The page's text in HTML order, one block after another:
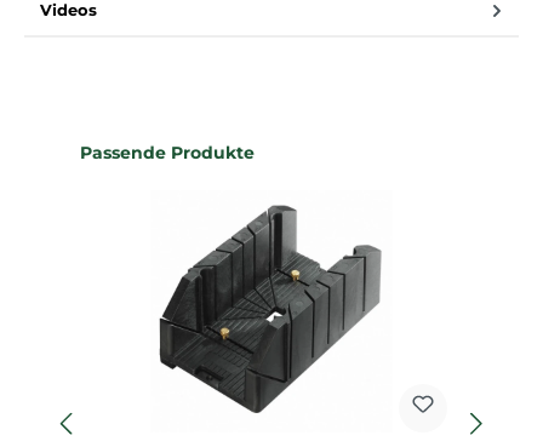
Videos
Produktgalerie überspringen
Passende Produkte